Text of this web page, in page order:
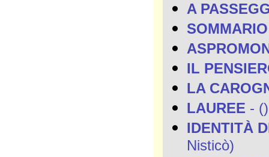
A
SOMMARIO
IL
LA
LAUREE - ()
IDENTITÀ
Nisticò)